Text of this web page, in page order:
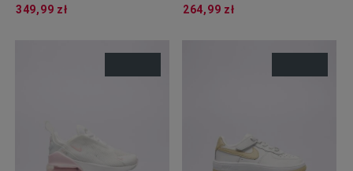
349,99 zł
NATURE
264,99 zł